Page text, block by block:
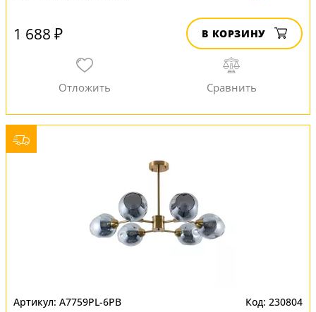
1 688 ₽ В КОРЗИНУ
A7759PL-6PB 230804